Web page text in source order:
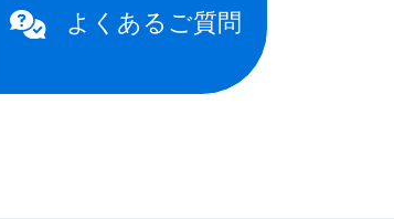
よくあるご質問